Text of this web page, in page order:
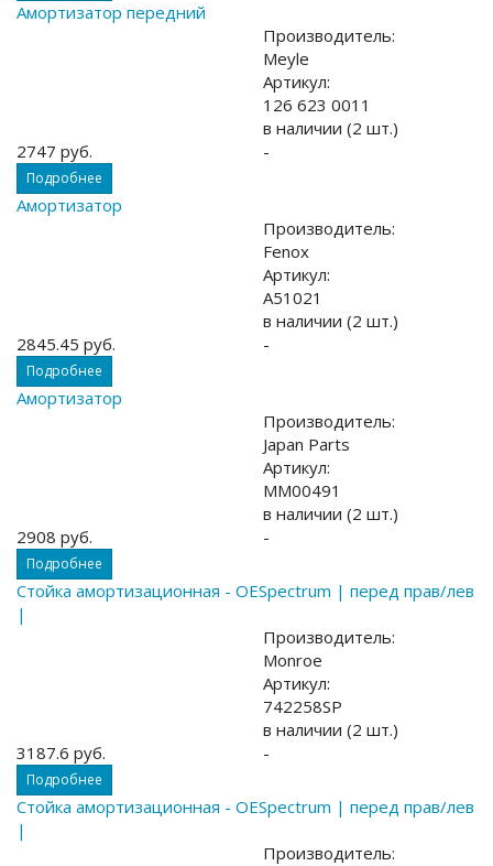
Амортизатор передний
Производитель:
Meyle
Артикул:
126 623 0011
в наличии (2 шт.)
2747 руб.
-
Подробнее
Амортизатор
Производитель:
Fenox
Артикул:
A51021
в наличии (2 шт.)
2845.45 руб.
-
Подробнее
Амортизатор
Производитель:
Japan Parts
Артикул:
MM00491
в наличии (2 шт.)
2908 руб.
-
Подробнее
Стойка амортизационная - OESpectrum | перед прав/лев
|
Производитель:
Monroe
Артикул:
742258SP
в наличии (2 шт.)
3187.6 руб.
-
Подробнее
Стойка амортизационная - OESpectrum | перед прав/лев
|
Производитель: